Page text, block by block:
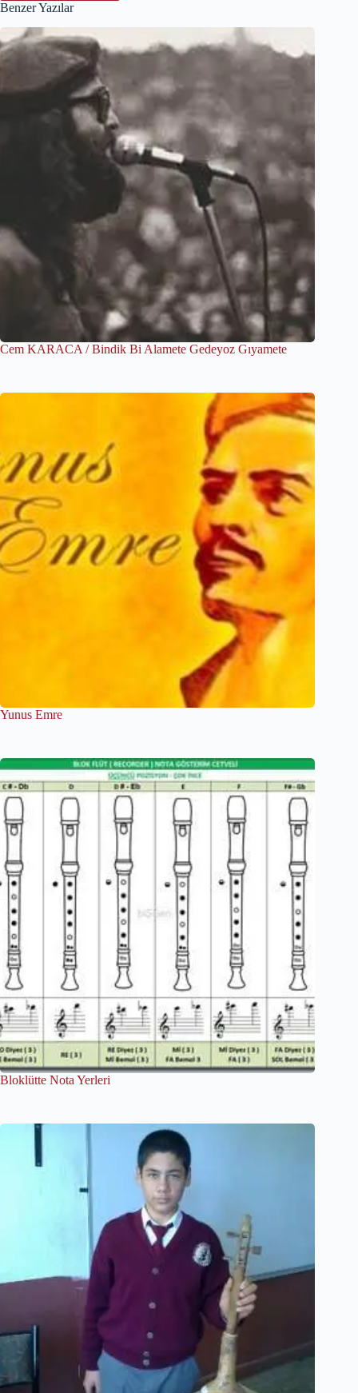
Benzer Yazılar
Cem KARACA / Bindik Bi Alamete Gedeyoz Gıyamete
Yunus Emre
Bloklütte Nota Yerleri